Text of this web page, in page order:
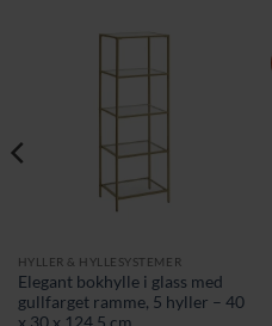
HYLLER & HYLLESYSTEMER
Elegant bokhylle i glass med
gullfarget ramme, 5 hyller – 40